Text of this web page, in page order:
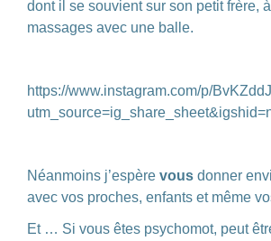
dont il se souvient sur son petit frère,
massages avec une balle.
https://www.instagram.com/p/
Néanmoins j’espère vous donner
avec vos proches, enfants et même
Et … Si vous êtes psychomot, peut